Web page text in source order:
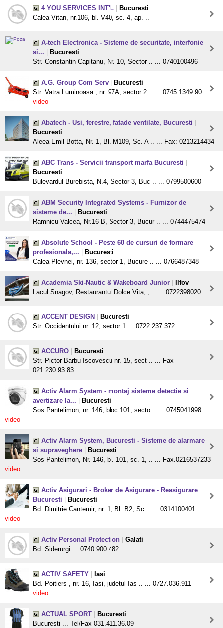
4 YOU SERVICES INT'L
Bucuresti
Calea Vitan, nr.106, bl. V40, sc. 4, ap. ..
A-tech Electronica - Sisteme de securitate, interfonie
si...
Bucuresti
Str. Constantin Capitanu, Nr. 10, Sector .. ... 0740100496
A.G. Group Com Serv
Bucuresti
Str. Vatra Luminoasa , nr. 97A, sector 2 .. ... 0745.1349.90
video
Abatech - Usi, ferestre, fatade ventilate, Bucuresti
Bucuresti
Aleea Emil Botta, Nr. 1, Bl. M109, Sc. A .. ... Fax: 0213214434
ABC Trans - Servicii transport marfa Bucuresti
Bucuresti
Bulevardul Burebista, N.4, Sector 3, Buc .. ... 0799500600
ABM Security Integrated Systems - Furnizor de
sisteme de...
Bucuresti
Ramnicu Valcea, Nr.16 B, Sector 3, Bucur .. ... 0744475474
Absolute School - Peste 60 de cursuri de formare
profesionala,...
Bucuresti
Calea Plevnei, nr. 136, sector 1, Bucure .. ... 0766487348
Academia Ski-Nautic & Wakeboard Junior
Ilfov
Lacul Snagov, Restaurantul Dolce Vita, , .. ... 0722398020
ACCENT DESIGN
Bucuresti
Str. Occidentului nr. 12, sector 1 ... 0722.237.372
ACCURO
Bucuresti
Str. Pictor Barbu Iscovescu nr. 15, sect .. ... Fax
021.230.93.83
Activ Alarm System - montaj sisteme detectie si
avertizare la...
Bucuresti
Sos Pantelimon, nr. 146, bloc 101, secto .. ... 0745041998
video
Activ Alarm System, Bucuresti - Sisteme de alarmare
si supraveghere
Bucuresti
Sos Pantelimon, Nr. 146, bl. 101, sc. 1, .. ... Fax.0216537233
video
Activ Asigurari - Broker de Asigurare - Reasigurare
Bucuresti
Bucuresti
Bd. Dimitrie Cantemir, nr. 1, Bl. B2, Sc .. ... 0314100401
video
Activ Personal Protection
Galati
Bd. Siderurgi ... 0740.900.482
ACTIV SAFETY
Iasi
Bd. Poitiers , nr. 16, Iasi, judetul Ias .. ... 0727.036.911
video
ACTUAL SPORT
Bucuresti
Bucuresti ... Tel/Fax 031.411.36.09